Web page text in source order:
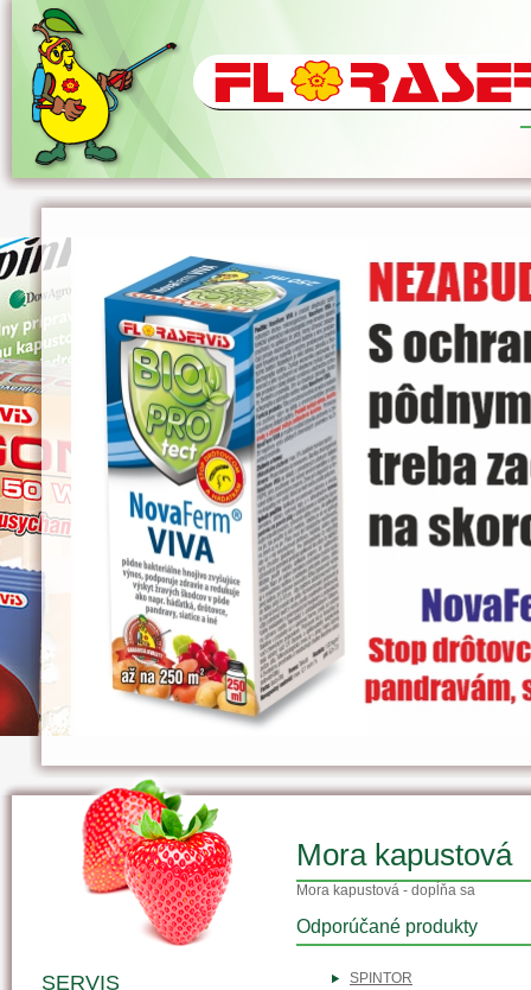
Mora kapustová
Mora kapustová - dopĺňa sa
Odporúčané produkty
SPINTOR
SERVIS